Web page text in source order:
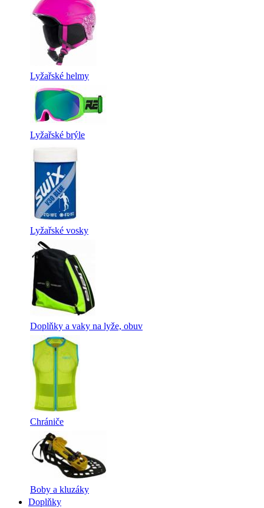
Lyžařské helmy
Lyžařské brýle
Lyžařské vosky
Doplňky a vaky na lyže, obuv
Chrániče
Boby a kluzáky
Doplňky